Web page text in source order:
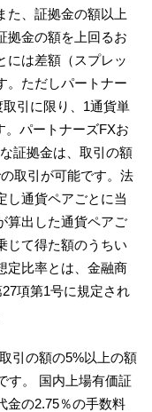
た、証拠金の額以上
拠金の額を上回るお
には差額（スプレッ
。ただしパートナー
引に限り、1通貨単
。パートナーズFXお
証拠金は、取引の額
取引が可能です。法
し通貨ペアごとに当
算出した通貨ペアご
じて得た額のうちい
定比率とは、金融商
項第1号に規定され
引の額の5%以上の額
す。 国内上場有価証
金の2.75％の手数料